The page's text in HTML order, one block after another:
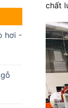
hơi -
chất